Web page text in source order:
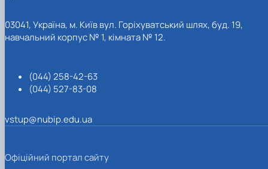
03041, Україна, м. Київ вул. Горіхуватський шлях, буд. 19,
навчальний корпус № 1, кімната № 12.
(044) 258-42-63
(044) 527-83-08
vstup@nubip.edu.ua
Офіційний портал сайту